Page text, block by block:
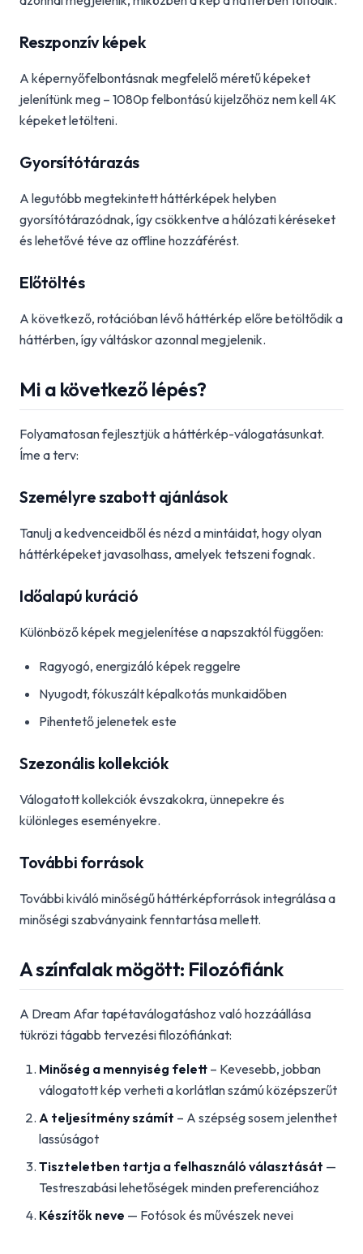
Reszponzív képek
A képernyőfelbontásnak megfelelő méretű képeket
jelenítünk meg – 1080p felbontású kijelzőhöz nem kell 4K
képeket letölteni.
Gyorsítótárazás
A legutóbb megtekintett háttérképek helyben
gyorsítótárazódnak, így csökkentve a hálózati kéréseket
és lehetővé téve az offline hozzáférést.
Előtöltés
A következő, rotációban lévő háttérkép előre betöltődik a
háttérben, így váltáskor azonnal megjelenik.
Mi a következő lépés?
Folyamatosan fejlesztjük a háttérkép-válogatásunkat.
Íme a terv:
Személyre szabott ajánlások
Tanulj a kedvenceidből és nézd a mintáidat, hogy olyan
háttérképeket javasolhass, amelyek tetszeni fognak.
Időalapú kuráció
Különböző képek megjelenítése a napszaktól függően:
Ragyogó, energizáló képek reggelre
Nyugodt, fókuszált képalkotás munkaidőben
Pihentető jelenetek este
Szezonális kollekciók
Válogatott kollekciók évszakokra, ünnepekre és
különleges eseményekre.
További források
További kiváló minőségű háttérképforrások integrálása a
minőségi szabványaink fenntartása mellett.
A színfalak mögött: Filozófiánk
A Dream Afar tapétaválogatáshoz való hozzáállása
tükrözi tágabb tervezési filozófiánkat:
Minőség a mennyiség felett – Kevesebb, jobban
válogatott kép verheti a korlátlan számú középszerűt
A teljesítmény számít – A szépség sosem jelenthet
lassúságot
Tiszteletben tartja a felhasználó választását —
Testreszabási lehetőségek minden preferenciához
Készítők neve — Fotósok és művészek nevei